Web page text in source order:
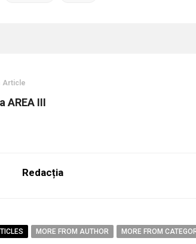
Article
AREA III
Redacția
MORE FROM AUTHOR MORE FROM